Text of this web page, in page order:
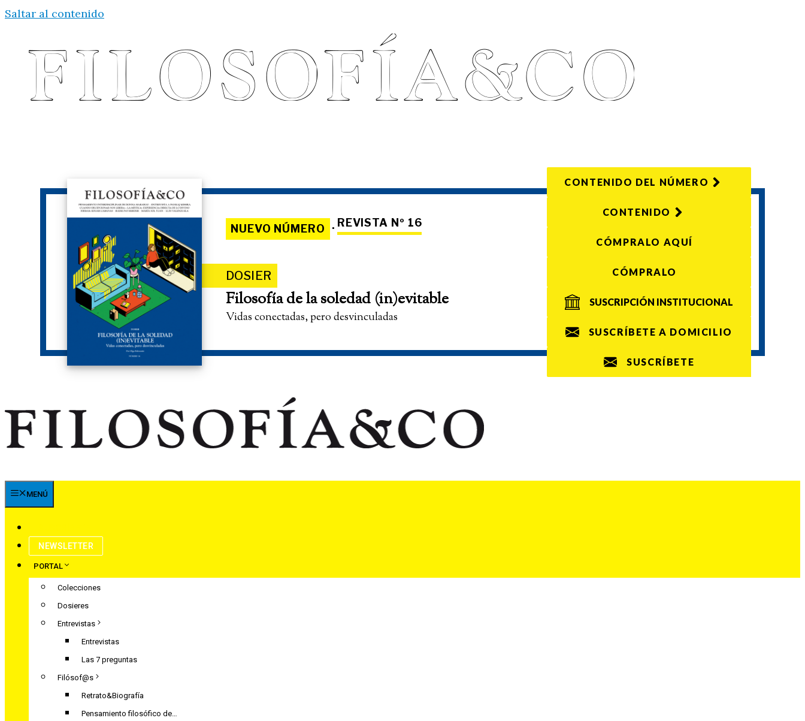
Saltar al contenido
NUEVO NÚMERO · REVISTA Nº 16
DOSIER
Filosofía de la soledad (in)evitable
Vidas conectadas, pero desvinculadas
CONTENIDO DEL NÚMERO
CONTENIDO
CÓMPRALO AQUÍ
CÓMPRALO
SUSCRIPCIÓN INSTITUCIONAL
SUSCRÍBETE A DOMICILIO
SUSCRÍBETE
MENÚ
NEWSLETTER
PORTAL
Colecciones
Dosieres
Entrevistas
Entrevistas
Las 7 preguntas
Filósof@s
Retrato&Biografía
Pensamiento filosófico de…